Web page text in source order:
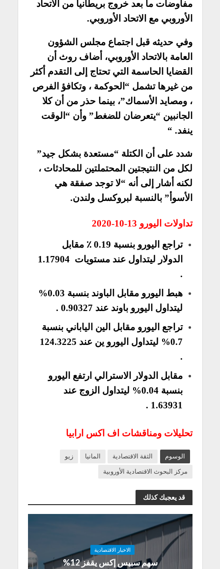
مفاوضات ما بعد خروج بريطانيا من الاتحاد
الأوروبي مع الاتحاد الأوروبي.
وفي حديثه قبل اجتماع مجلس الشؤون
العامة بالاتحاد الأوروبي، أضاف روث أن
القضايا الحاسمة التي تحتاج إلى التقدم أكثر
من غيرها تشمل “الحوكمة ، وتكافؤ الفرص
، ومصايد الأسماك”، بينما حذر من أن كلا
الجانبين “يتعرضان للضغط” وأن “الوقت
ينفد. “
شدد على أن الكتلة “مستعدة بشكل جيد”
لكل من النتيجتين المحتملتين للمحادثات ،
لكنه أشار إلى أنه “لا توجد صفقة هي
الأسوأ” بالنسبة لبروكسل ولندن.
تداولات اليورو 13-10-2020
تراجع اليورو بنسبة 0.19 ٪ مقابل
الدولار ليتداول عند مستويات 1.17904
.
هبط اليورو مقابل الباوند بنسبة 0.03%
ليتداول اليورو باوند عند 0.90327 .
تراجع اليورو مقابل الين الياباني بنسبة
0.7% ليتداول اليورو ين عند 124.3225
.
مقابل الدولار الاسترالي ارتفع اليورو
بنسبة 0.04% ليتداول الزوج عند
1.63931 .
تحليلات ومناقشات اف اكس ارابيا
الوسوم الثقة الاقتصادية المانيا
زيو
مركز البحوث الاقتصادية الأوروبية
قد يعجبك كذلك
الاخبار الاقتصادية
سهم سبيس إكس يقفز 12%